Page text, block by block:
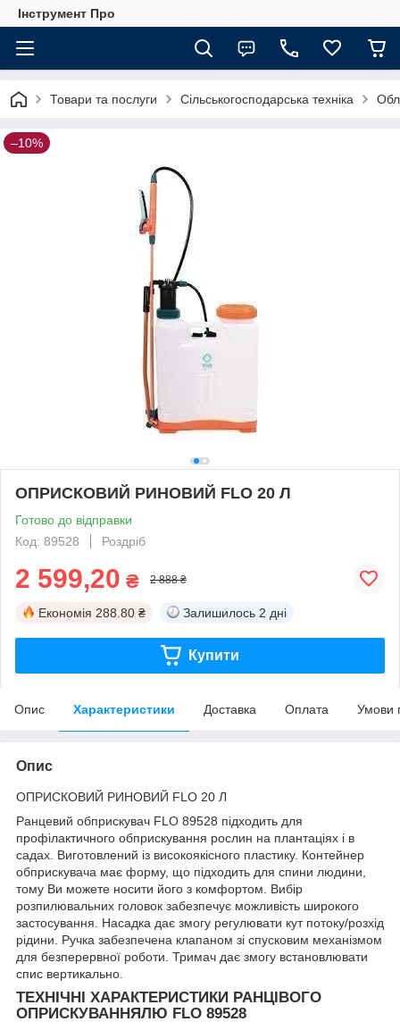
Інструмент Про
Товари та послуги Сільськогосподарська техніка
–10%
ОПРИСКОВИЙ РИНОВИЙ FLO 20 Л
Готово до відправки
Код: 89528
Роздріб
2 599,20 ₴ 2 888 ₴
Економія 288.80 ₴ Залишилось 2 дні
Купити
Опис Характеристики Доставка Оплата Умови
Опис
ОПРИСКОВИЙ РИНОВИЙ FLO 20 Л
Ранцевий обприскувач FLO 89528 підходить для
профілактичного обприскування рослин на плантаціях і в
садах. Виготовлений із високоякісного пластику. Контейнер
обприскувача має форму, що підходить для спини людини,
тому Ви можете носити його з комфортом. Вибір
розпилювальних головок забезпечує можливість широкого
застосування. Насадка дає змогу регулювати кут потоку/розхід
рідини. Ручка забезпечена клапаном зі спусковим механізмом
для безперервної роботи. Тримач дає змогу встановлювати
спис вертикально.
ТЕХНІЧНІ ХАРАКТЕРИСТИКИ РАНЦІВОГО
ОПРИСКУВАННЯЛЮ FLO 89528